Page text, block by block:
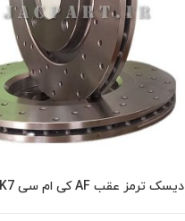
اطلاعات بیشتر دیسک ترمز عقب AF کی ام سی KMC K7